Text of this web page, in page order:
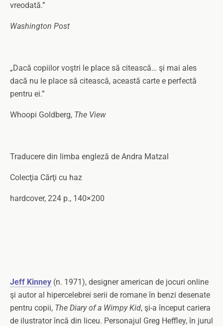
vreodată.”
Washington Post
„Dacă copiilor voştri le place să citească… şi mai ales
dacă nu le place să citească, această carte e perfectă
pentru ei.”
Whoopi Goldberg, The View
Traducere din limba engleză de Andra Matzal
Colecţia Cărţi cu haz
hardcover, 224 p., 140×200
Jeff Kinney (n. 1971), designer american de jocuri online
şi autor al hipercelebrei serii de romane în benzi desenate
pentru copii, The Diary of a Wimpy Kid, şi-a început cariera
de ilustrator încă din liceu. Personajul Greg Heffley, în jurul